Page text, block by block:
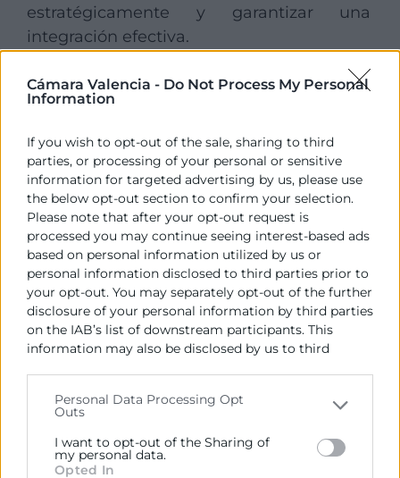
Cámara Valencia - Do Not Process My Personal
Information
If you wish to opt-out of the sale, sharing to third
parties, or processing of your personal or sensitive
information for targeted advertising by us, please use
the below opt-out section to confirm your selection.
Please note that after your opt-out request is
processed you may continue seeing interest-based ads
based on personal information utilized by us or
personal information disclosed to third parties prior to
your opt-out. You may separately opt-out of the further
disclosure of your personal information by third parties
on the IAB’s list of downstream participants. This
information may also be disclosed by us to third
Please note that this website/app uses one or more
Google services and may gather and store information
including but not limited to your visit or usage
behaviour. You may click to grant or deny consent to
Personal Data Processing Opt
Outs
I want to opt-out of the Sharing of
my personal data.
Opted In
estratégicamente y garantizar una
integración efectiva.
Falta de talento especializado
desarrollo de algoritmos y análisis
predictivo. Muchas organizaciones tienen
el deseo de incorporar inteligencia
artificial, pero carecen del personal
cualificado para hacerlo de forma interna.
Inversión tecnológica inicial
El desarrollo e implementación de
soluciones basadas en IA requiere una
software especializado y, en algunos
casos, hardware específico. Una inversión
inicial que puede resultar elevada,